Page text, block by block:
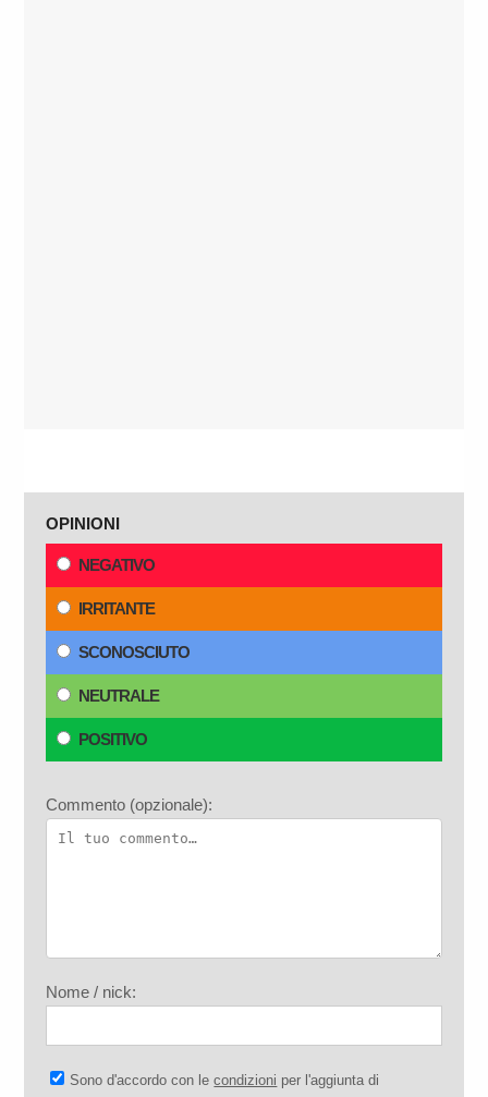
OPINIONI
NEGATIVO
IRRITANTE
SCONOSCIUTO
NEUTRALE
POSITIVO
Commento (opzionale):
Nome / nick:
Sono d'accordo con lecondizioni per l'aggiunta di